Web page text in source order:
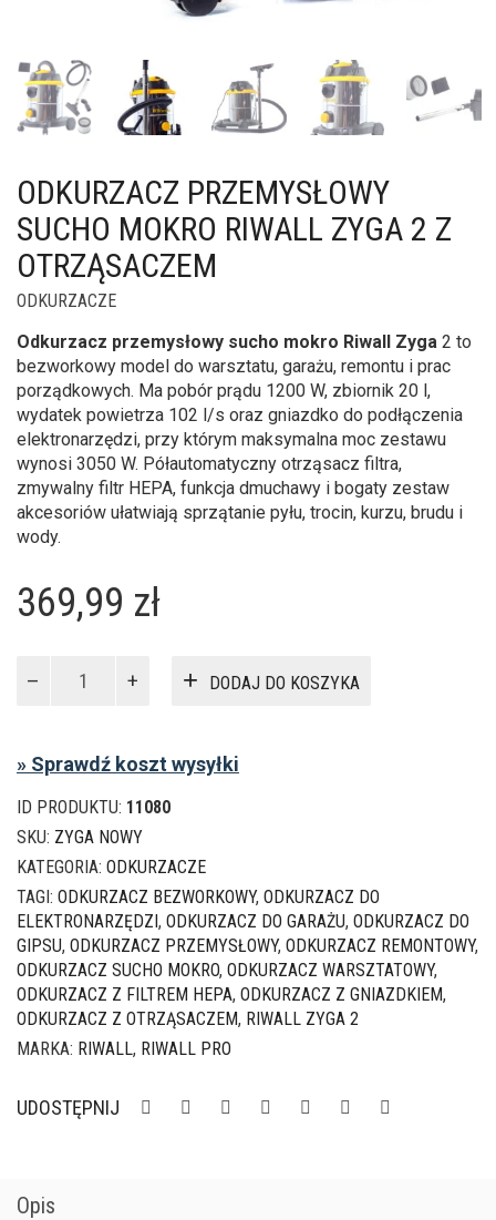
ODKURZACZ PRZEMYSŁOWY
SUCHO MOKRO RIWALL ZYGA 2 Z
OTRZĄSACZEM
ODKURZACZE
Odkurzacz przemysłowy sucho mokro Riwall Zyga 2 to
bezworkowy model do warsztatu, garażu, remontu i prac
porządkowych. Ma pobór prądu 1200 W, zbiornik 20 l,
wydatek powietrza 102 l/s oraz gniazdko do podłączenia
elektronarzędzi, przy którym maksymalna moc zestawu
wynosi 3050 W. Półautomatyczny otrząsacz filtra,
zmywalny filtr HEPA, funkcja dmuchawy i bogaty zestaw
akcesoriów ułatwiają sprzątanie pyłu, trocin, kurzu, brudu i
wody.
369,99 zł
Odkurzacz
mokro
Zyga
2
z
otrząsaczem
DODAJ DO KOSZYKA
» Sprawdź koszt wysyłki
ID PRODUKTU: 11080
SKU: ZYGA NOWY
KATEGORIA: ODKURZACZE
TAGI: ODKURZACZ BEZWORKOWY, ODKURZACZ DO
ELEKTRONARZĘDZI, ODKURZACZ DO GARAŻU, ODKURZACZ DO
GIPSU, ODKURZACZ PRZEMYSŁOWY, ODKURZACZ REMONTOWY,
ODKURZACZ SUCHO MOKRO, ODKURZACZ WARSZTATOWY,
ODKURZACZ Z FILTREM HEPA, ODKURZACZ Z GNIAZDKIEM,
ODKURZACZ Z OTRZĄSACZEM, RIWALL ZYGA 2
MARKA: RIWALL, RIWALL PRO
UDOSTĘPNIJ
Opis